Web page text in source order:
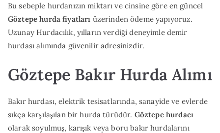
Bu sebeple hurdanızın miktarı ve cinsine göre en güncel
Göztepe hurda fiyatları üzerinden ödeme yapıyoruz.
Uzunay Hurdacılık, yılların verdiği deneyimle demir
hurdası alımında güvenilir adresinizdir.
Göztepe Bakır Hurda Alımı
Bakır hurdası, elektrik tesisatlarında, sanayide ve evlerde
sıkça karşılaşılan bir hurda türüdür. Göztepe hurdacı
olarak soyulmuş, karışık veya boru bakır hurdalarını